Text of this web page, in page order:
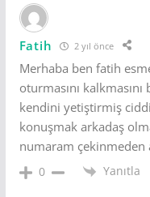
Fatih 2 yıl önce
Merhaba ben fatih
oturmasını
kendini yetiştirmiş
konuşmak arkadaş
numaram
0 Yanıtla